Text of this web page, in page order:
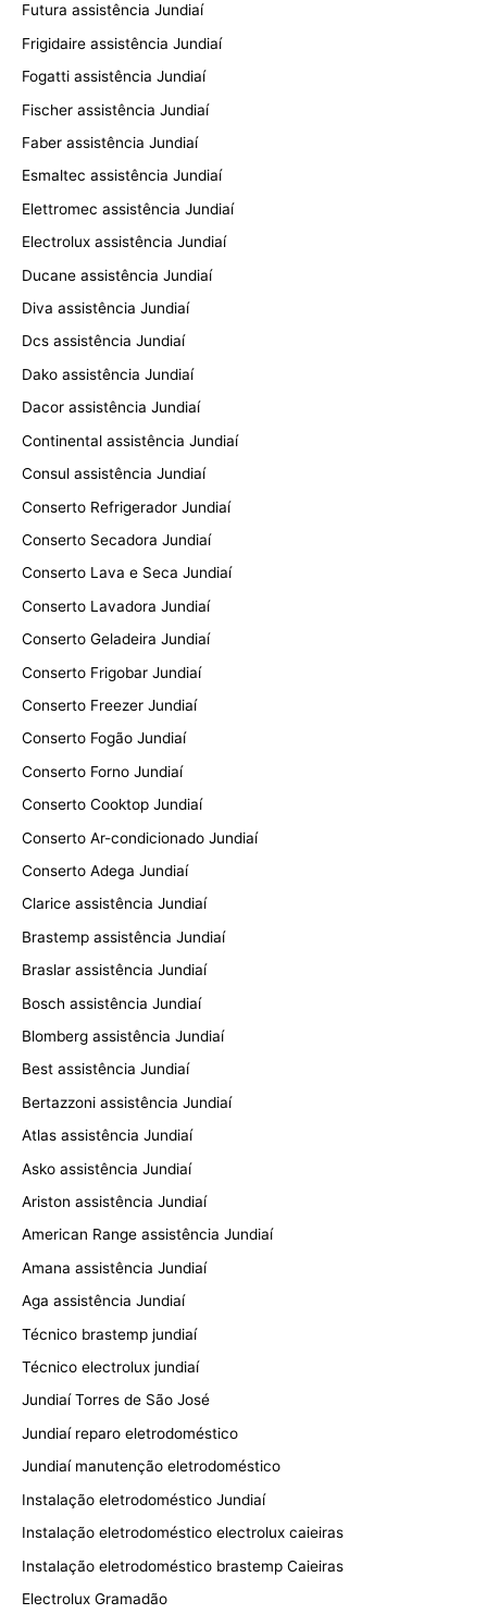
Futura assistência Jundiaí
Frigidaire assistência Jundiaí
Fogatti assistência Jundiaí
Fischer assistência Jundiaí
Faber assistência Jundiaí
Esmaltec assistência Jundiaí
Elettromec assistência Jundiaí
Electrolux assistência Jundiaí
Ducane assistência Jundiaí
Diva assistência Jundiaí
Dcs assistência Jundiaí
Dako assistência Jundiaí
Dacor assistência Jundiaí
Continental assistência Jundiaí
Consul assistência Jundiaí
Conserto Refrigerador Jundiaí
Conserto Secadora Jundiaí
Conserto Lava e Seca Jundiaí
Conserto Lavadora Jundiaí
Conserto Geladeira Jundiaí
Conserto Frigobar Jundiaí
Conserto Freezer Jundiaí
Conserto Fogão Jundiaí
Conserto Forno Jundiaí
Conserto Cooktop Jundiaí
Conserto Ar-condicionado Jundiaí
Conserto Adega Jundiaí
Clarice assistência Jundiaí
Brastemp assistência Jundiaí
Braslar assistência Jundiaí
Bosch assistência Jundiaí
Blomberg assistência Jundiaí
Best assistência Jundiaí
Bertazzoni assistência Jundiaí
Atlas assistência Jundiaí
Asko assistência Jundiaí
Ariston assistência Jundiaí
American Range assistência Jundiaí
Amana assistência Jundiaí
Aga assistência Jundiaí
Técnico brastemp jundiaí
Técnico electrolux jundiaí
Jundiaí Torres de São José
Jundiaí reparo eletrodoméstico
Jundiaí manutenção eletrodoméstico
Instalação eletrodoméstico Jundiaí
Instalação eletrodoméstico electrolux caieiras
Instalação eletrodoméstico brastemp Caieiras
Electrolux Gramadão